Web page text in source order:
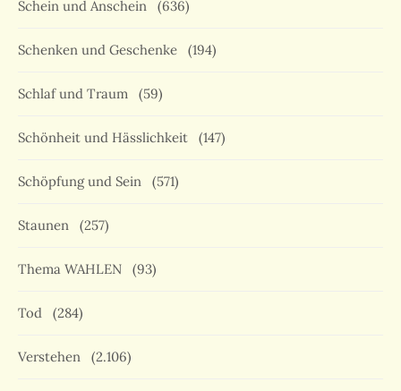
Schein und Anschein (636)
Schenken und Geschenke (194)
Schlaf und Traum (59)
Schönheit und Hässlichkeit (147)
Schöpfung und Sein (571)
Staunen (257)
Thema WAHLEN (93)
Tod (284)
Verstehen (2.106)